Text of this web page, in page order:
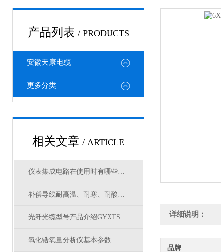
产品列表 / PRODUCTS
安徽天康电缆
更多分类
相关文章 / ARTICLE
仪表集成电路在使用时有哪些注意事项
补偿导线耐高温、耐寒、耐酸碱油水型号
光纤光缆型号产品介绍GYXTS
氧化锆氧量分析仪基本参数
详细说明：
品牌